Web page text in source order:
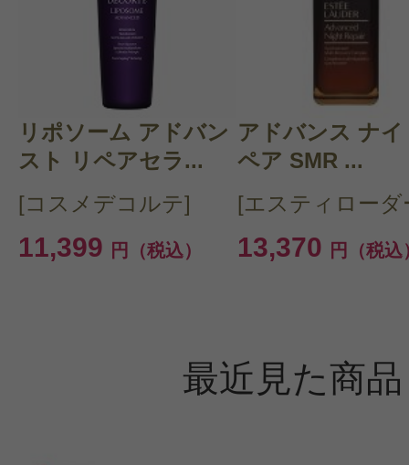
すべての54件のクチコミを見
このコスメのレビューを書いて
CT会員様は、
マイページの「購
リポソーム アドバン
スト リペアセラ...
[コスメデコルテ]
11,399 円（税込）
アドバンス ナ
ペア SMR ...
[エスティローダ
13,370 円（税込
最近見た商品